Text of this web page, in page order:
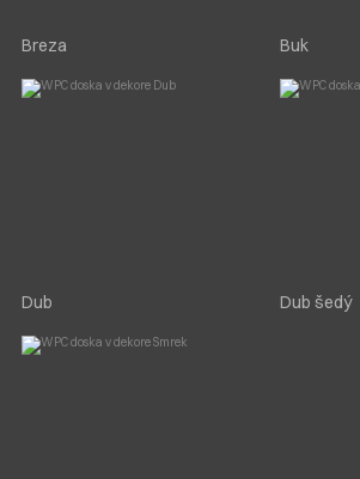
Breza Buk
Dub Dub šedý